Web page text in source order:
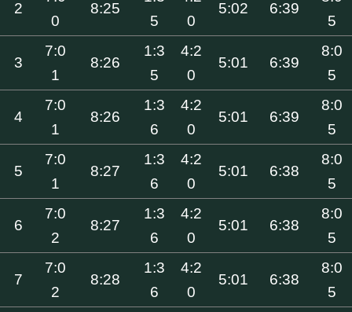
2
0
8:25
5
0
5:02 6:39
5
3
7:0
1
8:26
1:3
5
4:2
0
5:01 6:39
8:0
5
4
7:0
1
8:26
1:3
6
4:2
0
5:01 6:39
8:0
5
5
7:0
1
8:27
1:3
6
4:2
0
5:01 6:38
8:0
5
6
7:0
2
8:27
1:3
6
4:2
0
5:01 6:38
8:0
5
7
7:0
2
8:28
1:3
6
4:2
0
5:01 6:38
8:0
5